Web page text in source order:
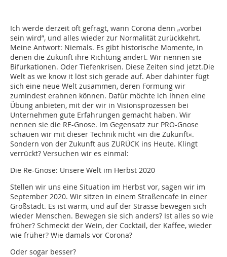
Ich werde derzeit oft gefragt, wann Corona denn „vorbei
sein wird”, und alles wieder zur Normalität zurückkehrt.
Meine Antwort: Niemals. Es gibt historische Momente, in
denen die Zukunft ihre Richtung ändert. Wir nennen sie
Bifurkationen. Oder Tiefenkrisen. Diese Zeiten sind jetzt.Die
Welt as we know it löst sich gerade auf. Aber dahinter fügt
sich eine neue Welt zusammen, deren Formung wir
zumindest erahnen können. Dafür möchte ich Ihnen eine
Übung anbieten, mit der wir in Visionsprozessen bei
Unternehmen gute Erfahrungen gemacht haben. Wir
nennen sie die RE-Gnose. Im Gegensatz zur PRO-Gnose
schauen wir mit dieser Technik nicht »in die Zukunft«.
Sondern von der Zukunft aus ZURÜCK ins Heute. Klingt
verrückt? Versuchen wir es einmal:
Die Re-Gnose: Unsere Welt im Herbst 2020
Stellen wir uns eine Situation im Herbst vor, sagen wir im
September 2020. Wir sitzen in einem Straßencafe in einer
Großstadt. Es ist warm, und auf der Strasse bewegen sich
wieder Menschen. Bewegen sie sich anders? Ist alles so wie
früher? Schmeckt der Wein, der Cocktail, der Kaffee, wieder
wie früher? Wie damals vor Corona?
Oder sogar besser?